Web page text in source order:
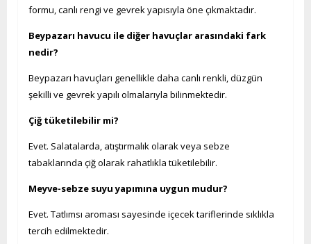
formu, canlı rengi ve gevrek yapısıyla öne çıkmaktadır.
Beypazarı havucu ile diğer havuçlar arasındaki fark
nedir?
Beypazarı havuçları genellikle daha canlı renkli, düzgün
şekilli ve gevrek yapılı olmalarıyla bilinmektedir.
Çiğ tüketilebilir mi?
Evet. Salatalarda, atıştırmalık olarak veya sebze
tabaklarında çiğ olarak rahatlıkla tüketilebilir.
Meyve-sebze suyu yapımına uygun mudur?
Evet. Tatlımsı aroması sayesinde içecek tariflerinde sıklıkla
tercih edilmektedir.